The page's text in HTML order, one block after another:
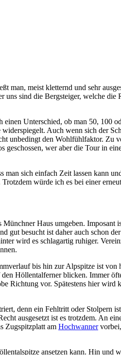
man, meist kletternd und sehr
uns sind die Bergsteiger, welche
Unterschied, ob man 50, 100
Auch wenn sich der
unbedingt den Wohlfühlfaktor. Zu
wer aber die Tour in
sich einfach Zeit lassen kann
würde ich es bei einer
Haus umgeben. Imposant
gut besucht ist daher auch schon
wird es schlagartig ruhiger.
bis hin zur Alpspitze ist von
Höllentalferner blicken. Immer
Richtung vor. Spätestens hier wird
denn ein Fehltritt oder Stolpern
ausgesetzt ist es trotzdem. An
Zugspitzplatt am Hochwanner
ansetzen kann. Hin und